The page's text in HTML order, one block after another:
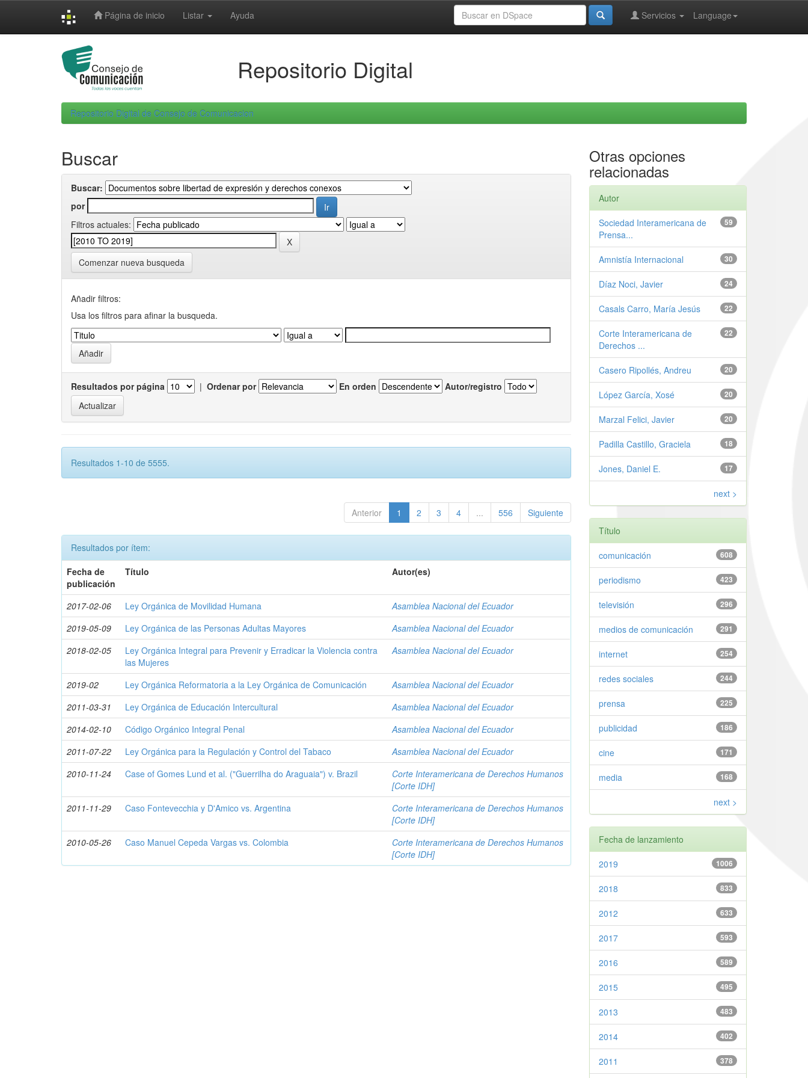
Página de inicio Listar Ayuda Language
Servicios
Repositorio Digital
Repositorio Digital de Consejo de Comunicacion
Buscar
Buscar:
por
Filtros actuales:
Comenzar nueva busqueda
Añadir filtros:
Usa los filtros para afinar la busqueda.
Resultados por página | Ordenar por En orden Autor/registro
Resultados 1-10 de 5555.
Anterior 1 2 3 4 ... 556 Siguiente
Resultados por ítem:
Fecha de
publicación
Título Autor(es)
2017-02-06 Ley Orgánica de Movilidad Humana
Asamblea Nacional del Ecuador
2019-05-09
Ley Orgánica de las Personas Adultas Mayores
Asamblea Nacional del Ecuador
2018-02-05
Ley Orgánica Integral para Prevenir y Erradicar la Violencia contra
las Mujeres
Asamblea Nacional del Ecuador
2019-02 Ley Orgánica Reformatoria a la Ley Orgánica de Comunicación
Asamblea Nacional del Ecuador
2011-03-31
Ley Orgánica de Educación Intercultural
Asamblea Nacional del Ecuador
2014-02-10
Código Orgánico Integral Penal
Asamblea Nacional del Ecuador
2011-07-22
Ley Orgánica para la Regulación y Control del Tabaco
Asamblea Nacional del Ecuador
2010-11-24
Case of Gomes Lund et al. ("Guerrilha do Araguaia") v. Brazil
Corte Interamericana de Derechos Humanos
[Corte IDH]
2011-11-29
Caso Fontevecchia y D'Amico vs. Argentina
Corte Interamericana de Derechos Humanos
[Corte IDH]
2010-05-26
Caso Manuel Cepeda Vargas vs. Colombia
Corte Interamericana de Derechos Humanos
[Corte IDH]
Otras opciones
relacionadas
Autor
59
Sociedad Interamericana de
Prensa...
30
Amnistía Internacional
24
Díaz Noci, Javier
22
Casals Carro, María Jesús
22
Corte Interamericana de
Derechos ...
20
Casero Ripollés, Andreu
20
López García, Xosé
20
Marzal Felici, Javier
18
Padilla Castillo, Graciela
17
Jones, Daniel E.
next >
Título
608
comunicación
423
periodismo
296
televisión
291
medios de comunicación
254
internet
244
redes sociales
225
prensa
186
publicidad
171
cine
168
media
next >
Fecha de lanzamiento
1006
2019
833
2018
633
2012
593
2017
589
2016
495
2015
483
2013
402
2014
378
2011